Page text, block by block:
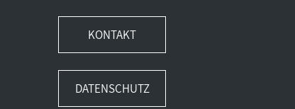
KONTAKT
DATENSCHUTZ